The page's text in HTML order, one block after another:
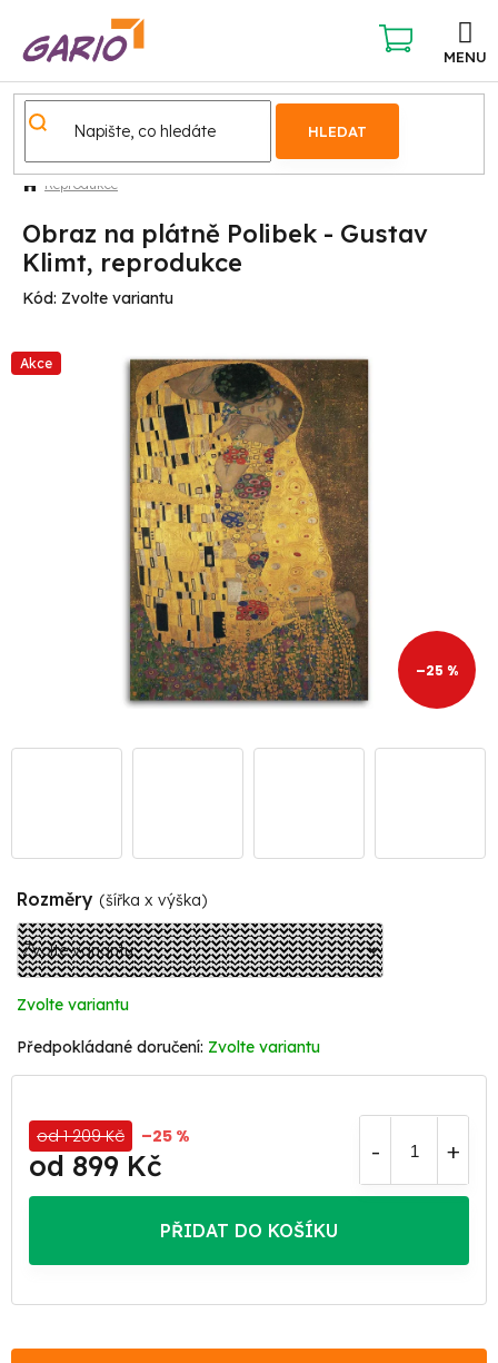
obsah
HLEDAT
NÁKUPNÍ
KOŠÍK
Reprodukce
Obraz na plátně Polibek - Gustav
Klimt, reprodukce
Kód: Zvolte variantu
Akce
–25 %
Rozměry (šířka x výška)
Zvolte variantu
Zvolte variantu
od 1 209 Kč –25 %
od 899 Kč
PŘIDAT DO KOŠÍKU